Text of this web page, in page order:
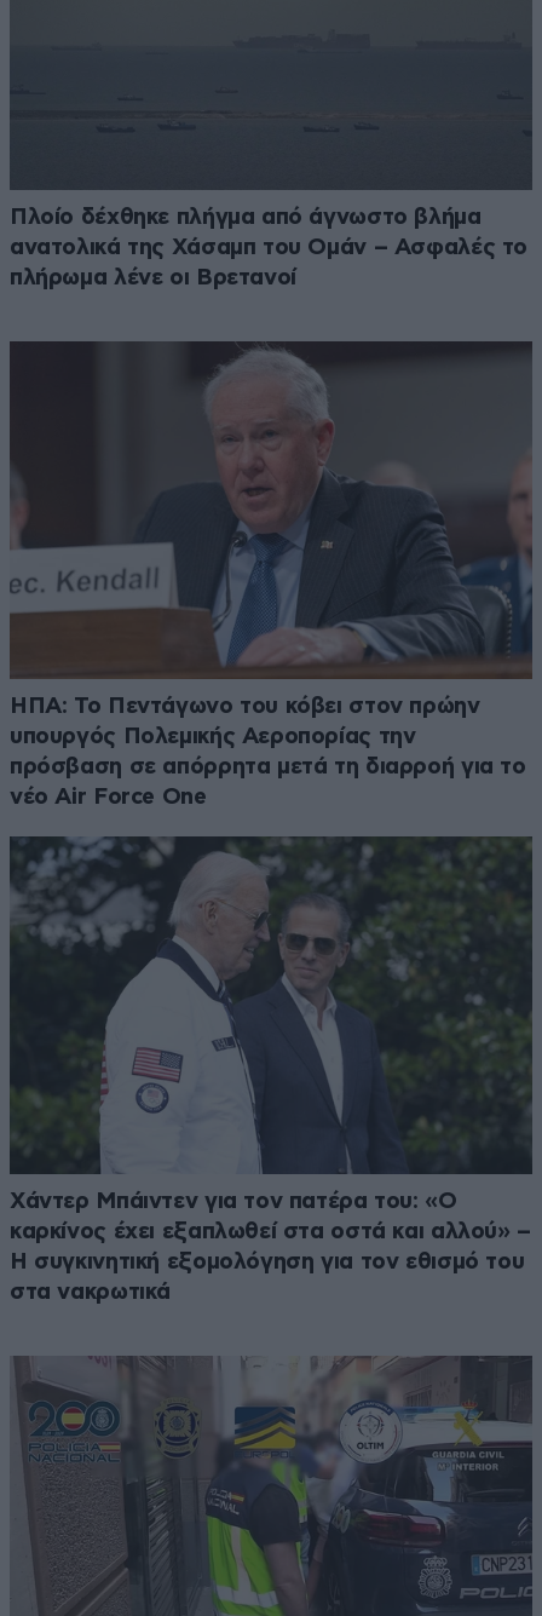
Πλοίο δέχθηκε πλήγμα από άγνωστο βλήμα
ανατολικά της Χάσαμπ του Ομάν – Ασφαλές το
πλήρωμα λένε οι Βρετανοί
ΗΠΑ: Το Πεντάγωνο του κόβει στον πρώην
υπουργός Πολεμικής Αεροπορίας την
πρόσβαση σε απόρρητα μετά τη διαρροή για το
νέο Air Force One
Χάντερ Μπάιντεν για τον πατέρα του: «Ο
καρκίνος έχει εξαπλωθεί στα οστά και αλλού» –
Η συγκινητική εξομολόγηση για τον εθισμό του
στα νακρωτικά